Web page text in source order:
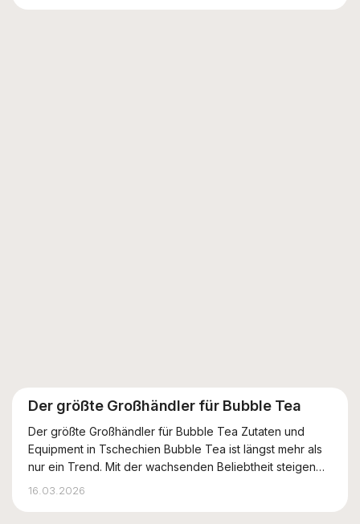
Der größte Großhändler für Bubble Tea
16.03.2026
Der größte Großhändler für Bubble Tea Zutaten und
Equipment in Tschechien Bubble Tea ist längst mehr als
nur ein Trend. Mit der wachsenden Beliebtheit steigen
auch die Ansprüche an die Qualität. Unser Unternehmen